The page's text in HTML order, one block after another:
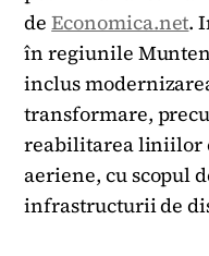
deEconomica.net.
în regiunile
inclus
transformare,
reabilitarea liniilor
aeriene, cu scopul
infrastructurii de